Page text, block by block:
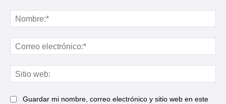
Guardar mi nombre, correo electrónico y sitio web en este